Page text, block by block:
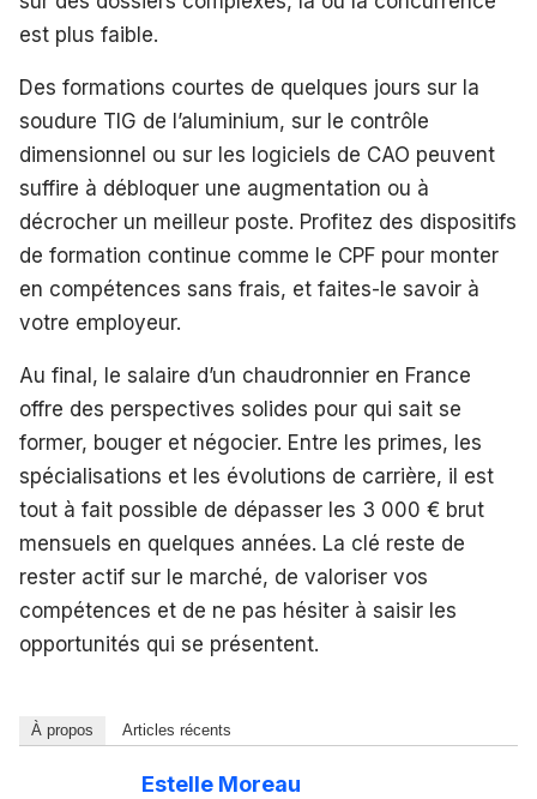
est plus faible.
Des formations courtes de quelques jours sur la
soudure TIG de l’aluminium, sur le contrôle
dimensionnel ou sur les logiciels de CAO peuvent
suffire à débloquer une augmentation ou à
décrocher un meilleur poste. Profitez des dispositifs
de formation continue comme le CPF pour monter
en compétences sans frais, et faites-le savoir à
votre employeur.
Au final, le salaire d’un chaudronnier en France
offre des perspectives solides pour qui sait se
former, bouger et négocier. Entre les primes, les
spécialisations et les évolutions de carrière, il est
tout à fait possible de dépasser les 3 000 € brut
mensuels en quelques années. La clé reste de
rester actif sur le marché, de valoriser vos
compétences et de ne pas hésiter à saisir les
opportunités qui se présentent.
À propos Articles récents
Estelle Moreau